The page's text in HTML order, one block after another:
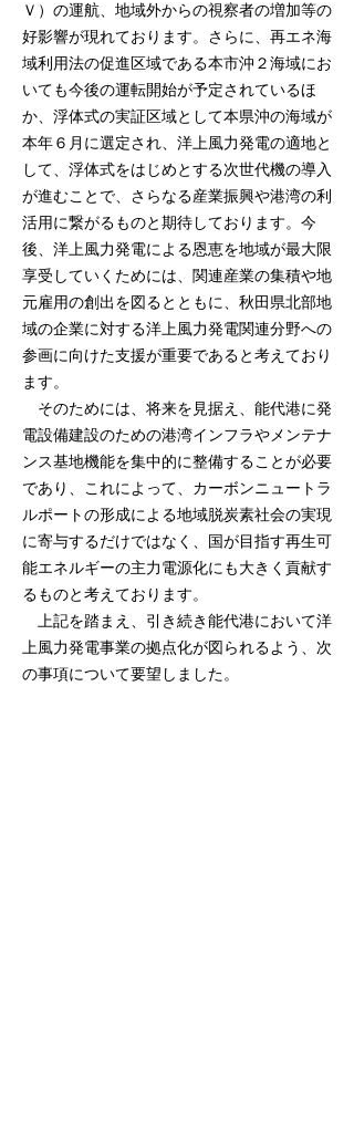
Ｖ）の運航、地域外からの視察者の増加等の
好影響が現れております。さらに、再エネ海
域利用法の促進区域である本市沖２海域にお
いても今後の運転開始が予定されているほ
か、浮体式の実証区域として本県沖の海域が
本年６月に選定され、洋上風力発電の適地と
して、浮体式をはじめとする次世代機の導入
が進むことで、さらなる産業振興や港湾の利
活用に繋がるものと期待しております。今
後、洋上風力発電による恩恵を地域が最大限
享受していくためには、関連産業の集積や地
元雇用の創出を図るとともに、秋田県北部地
域の企業に対する洋上風力発電関連分野への
参画に向けた支援が重要であると考えており
ます。
そのためには、将来を見据え、能代港に発
電設備建設のための港湾インフラやメンテナ
ンス基地機能を集中的に整備することが必要
であり、これによって、カーボンニュートラ
ルポートの形成による地域脱炭素社会の実現
に寄与するだけではなく、国が目指す再生可
能エネルギーの主力電源化にも大きく貢献す
るものと考えております。
上記を踏まえ、引き続き能代港において洋
上風力発電事業の拠点化が図られるよう、次
の事項について要望しました。